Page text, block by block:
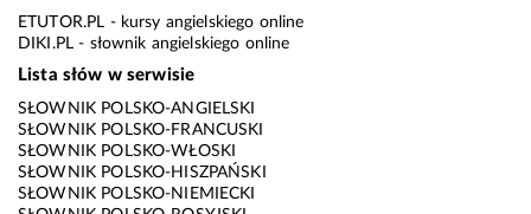
ETUTOR.PL - kursy angielskiego online
DIKI.PL - słownik angielskiego online
Lista słów w serwisie
SŁOWNIK POLSKO-ANGIELSKI
SŁOWNIK POLSKO-FRANCUSKI
SŁOWNIK POLSKO-WŁOSKI
SŁOWNIK POLSKO-HISZPAŃSKI
SŁOWNIK POLSKO-NIEMIECKI